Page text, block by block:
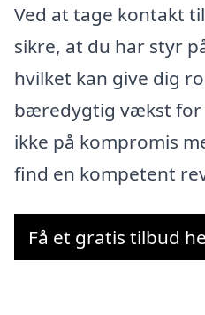
Ved at tage kontakt
sikre, at du har styr
hvilket kan give dig
bæredygtig vækst for
ikke på kompromis
find en kompetent
Få et gratis tilbud